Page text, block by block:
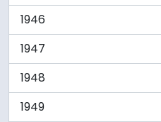
1946
1947
1948
1949